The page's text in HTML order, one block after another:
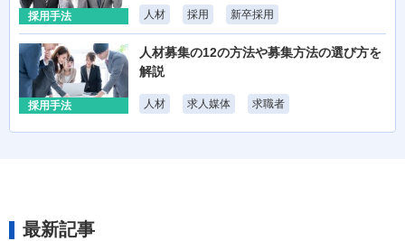
採用手法 人材 採用 新卒採用
採用手法
人材募集の12の方法や募集方法の選び方を
解説
人材 求人媒体 求職者
最新記事